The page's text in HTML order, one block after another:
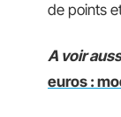
de points
A voir
euros :